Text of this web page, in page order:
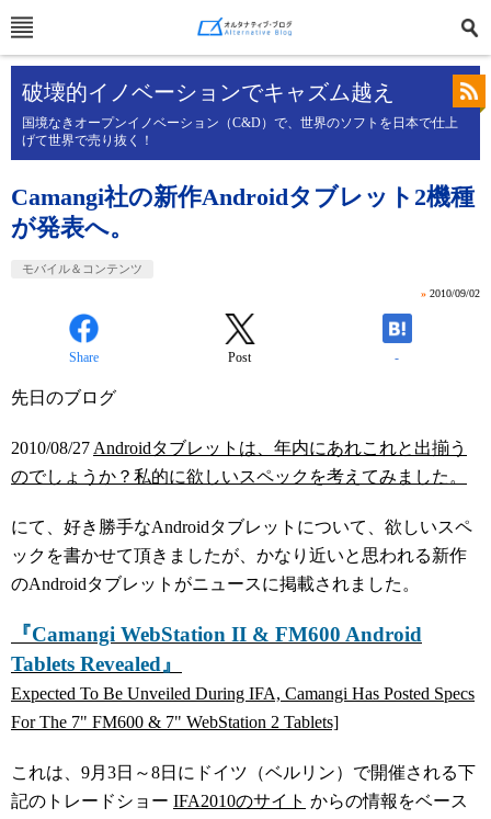
破壊的イノベーションでキャズム越え
国境なきオープンイノベーション（C&D）で、世界のソフトを日本で仕上
げて世界で売り抜く！
Camangi社の新作Androidタブレット2機種
が発表へ。
モバイル＆コンテンツ
» 2010/09/02
Share Post -
先日のブログ
2010/08/27 Androidタブレットは、年内にあれこれと出揃う
のでしょうか？私的に欲しいスペックを考えてみました。
にて、好き勝手なAndroidタブレットについて、欲しいスペ
ックを書かせて頂きましたが、かなり近いと思われる新作
のAndroidタブレットがニュースに掲載されました。
『Camangi WebStation II & FM600 Android
Tablets Revealed』
Expected To Be Unveiled During IFA, Camangi Has Posted Specs
For The 7" FM600 & 7" WebStation 2 Tablets]
これは、9月3日～8日にドイツ（ベルリン）で開催される下
記のトレードショー IFA2010のサイト からの情報をベース